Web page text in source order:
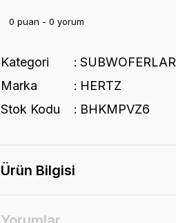
0 puan - 0 yorum
Kategori
SUBWOFERLAR
Marka
HERTZ
Stok Kodu
BHKMPVZ6
Ürün Bilgisi